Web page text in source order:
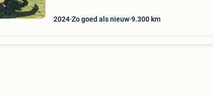
2024 Zo goed als nieuw 9.300 km